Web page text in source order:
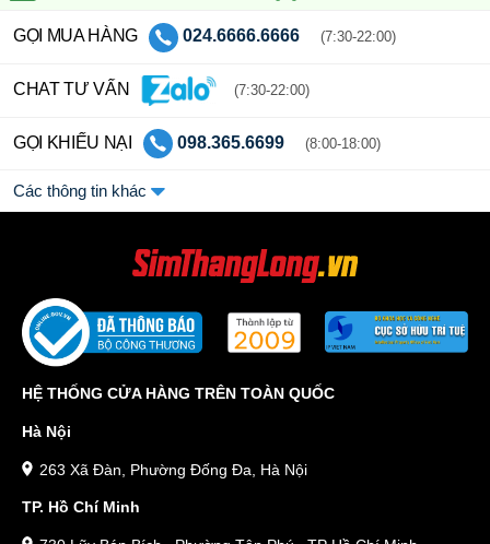
GỌI MUA HÀNG 024.6666.6666 (7:30-22:00)
CHAT TƯ VẤN (7:30-22:00)
GỌI KHIẾU NẠI 098.365.6699 (8:00-18:00)
Các thông tin khác
HỆ THỐNG CỬA HÀNG TRÊN TOÀN QUỐC
Hà Nội
263 Xã Đàn, Phường Đống Đa, Hà Nội
TP. Hồ Chí Minh